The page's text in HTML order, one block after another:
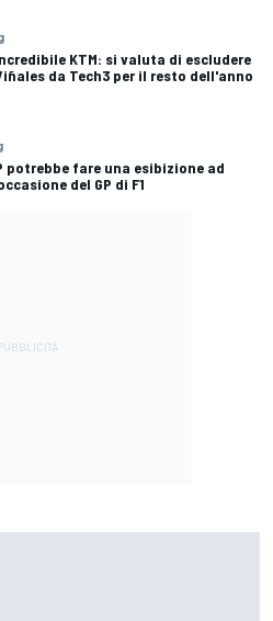
KTM: si valuta di escludere
da Tech3 per il resto dell'anno
potrebbe fare una esibizione ad
del GP di F1